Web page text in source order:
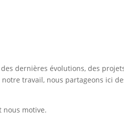
dernières évolutions, des
travail, nous partageons ici
nous motive.